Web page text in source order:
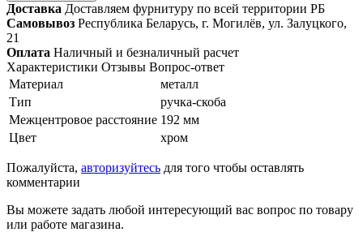
Доставка Доставляем фурнитуру по всей территории РБ
Самовывоз Республика Беларусь, г. Могилёв, ул. Залуцкого,
21
Оплата Наличный и безналичный расчет
Характеристики Отзывы Вопрос-ответ
Материал
металл
Тип
ручка-скоба
Межцентровое расстояние 192 мм
Цвет
хром
Пожалуйста, авторизуйтесь для того чтобы оставлять
комментарии
Вы можете задать любой интересующий вас вопрос по товару
или работе магазина.